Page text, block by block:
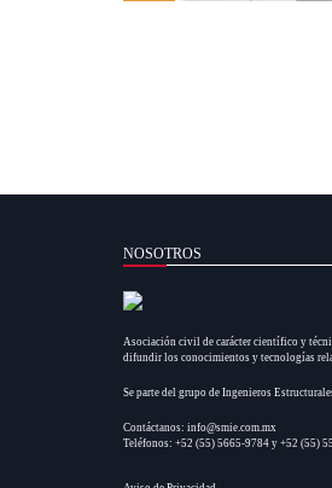
NOSOTROS
Asociación civil de carácter científico y
difundir los conocimientos y tecnologías
Se parte del grupo de Ingenieros
Contáctanos: info@smie.com.mx
Teléfonos: +52 (55) 5665-9784 y +52 (55)